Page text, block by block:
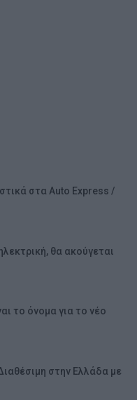
στα Auto Express /
θα ακούγεται
το όνομα για το νέο
στην Ελλάδα με